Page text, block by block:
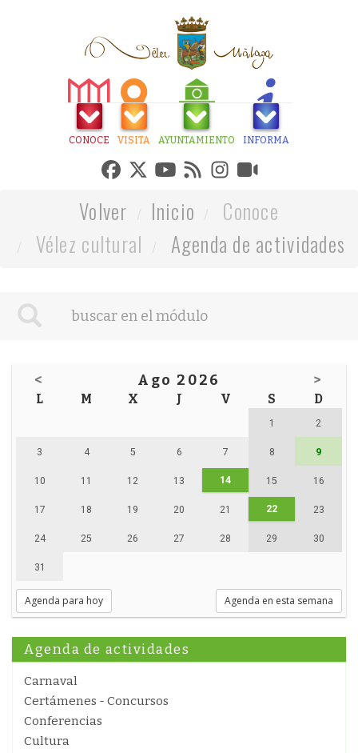
CONOCE VISITA AYUNTAMIENTO INFORMA
Volver Inicio
Conoce
Vélez cultural
Agenda de actividades
< Ago 2026 >
L M X J V S D
1 2
3 4 5 6 7 8 9
10 11 12 13 14 15 16
17 18 19 20 21 22 23
24 25 26 27 28 29 30
31
Agenda para hoy Agenda en esta semana
Agenda de actividades
Carnaval
Certámenes - Concursos
Conferencias
Cultura